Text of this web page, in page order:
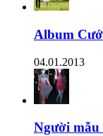
Album
04.01.2013
Người mẫu